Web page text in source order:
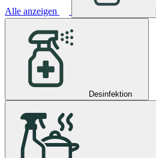
Alle anzeigen
Desinfektion